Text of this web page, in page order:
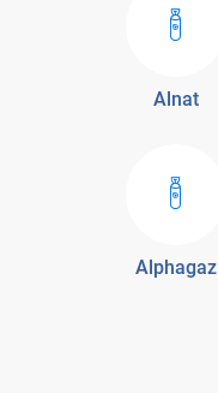
Alnat
Alphagaz